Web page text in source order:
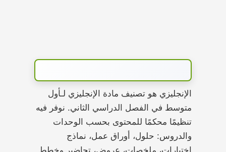
الإنجليزي هو تصنيف مادة الإنجليزي لـأول
متوسط في الفصل الدراسي الثاني. نوفر فيه
تنظيمًا محكمًا للمحتوى بحسب الوحدات
والدروس: حلول، أوراق عمل، نماذج
اختبارات، ملخصات، عروض، تحاضير وخطط